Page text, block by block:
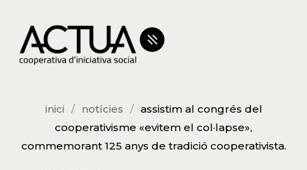
inici notícies
assistim al congrés del
cooperativisme «evitem el col·lapse»,
commemorant 125 anys de tradició cooperativista.